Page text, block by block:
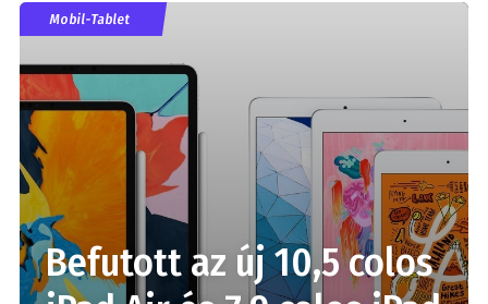
Mobil-Tablet
Befutott az új 10,5 colos